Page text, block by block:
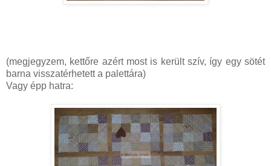
(megjegyzem, kettőre azért most is került szív, így egy sötét
barna visszatérhetett a palettára)
Vagy épp hatra: